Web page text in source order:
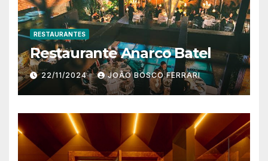
RESTAURANTES
Restaurante Anarco Batel
22/11/2024 JOÃO BOSCO FERRARI